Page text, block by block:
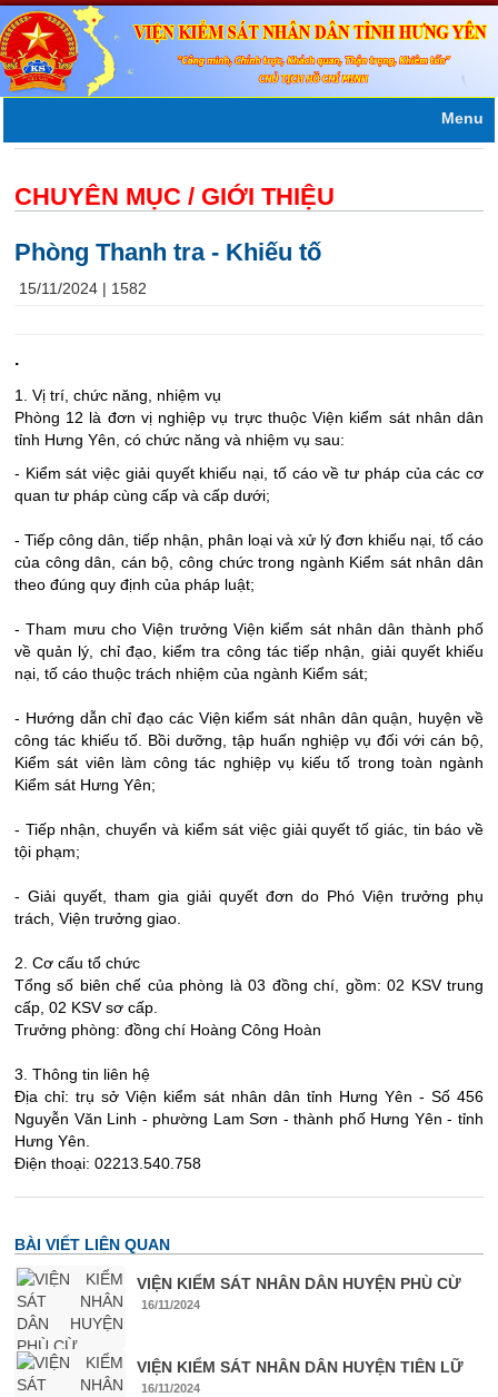
Menu
CHUYÊN MỤC / GIỚI THIỆU
Phòng Thanh tra - Khiếu tố
15/11/2024 | 1582
.
1. Vị trí, chức năng, nhiệm vụ
Phòng 12 là đơn vị nghiệp vụ trực thuộc Viện kiểm sát nhân dân
tỉnh Hưng Yên, có chức năng và nhiệm vụ sau:
- Kiểm sát việc giải quyết khiếu nại, tố cáo về tư pháp của các cơ
quan tư pháp cùng cấp và cấp dưới;
- Tiếp công dân, tiếp nhận, phân loại và xử lý đơn khiếu nại, tố cáo
của công dân, cán bộ, công chức trong ngành Kiểm sát nhân dân
theo đúng quy định của pháp luật;
- Tham mưu cho Viện trưởng Viện kiểm sát nhân dân thành phố
về quản lý, chỉ đạo, kiểm tra công tác tiếp nhận, giải quyết khiếu
nại, tố cáo thuộc trách nhiệm của ngành Kiểm sát;
- Hướng dẫn chỉ đạo các Viện kiểm sát nhân dân quận, huyện về
công tác khiếu tố. Bồi dưỡng, tập huấn nghiệp vụ đối với cán bộ,
Kiểm sát viên làm công tác nghiệp vụ kiếu tố trong toàn ngành
Kiểm sát Hưng Yên;
- Tiếp nhận, chuyển và kiểm sát việc giải quyết tố giác, tin báo về
tội phạm;
- Giải quyết, tham gia giải quyết đơn do Phó Viện trưởng phụ
trách, Viện trưởng giao.
2. Cơ cấu tổ chức
Tổng số biên chế của phòng là 03 đồng chí, gồm: 02 KSV trung
cấp, 02 KSV sơ cấp.
Trưởng phòng: đồng chí Hoàng Công Hoàn
3. Thông tin liên hệ
Địa chỉ: trụ sở Viện kiểm sát nhân dân tỉnh Hưng Yên - Số 456
Nguyễn Văn Linh - phường Lam Sơn - thành phố Hưng Yên - tỉnh
Hưng Yên.
Điện thoại: 02213.540.758
BÀI VIẾT LIÊN QUAN
VIỆN KIỂM SÁT NHÂN DÂN HUYỆN PHÙ CỪ
16/11/2024
VIỆN KIỂM SÁT NHÂN DÂN HUYỆN TIÊN LỮ
16/11/2024